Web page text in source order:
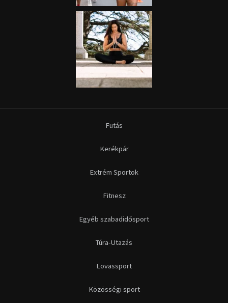
Futás
Kerékpár
Extrém Sportok
Fitnesz
Egyéb szabadidősport
Túra-Utazás
Lovassport
Közösségi sport